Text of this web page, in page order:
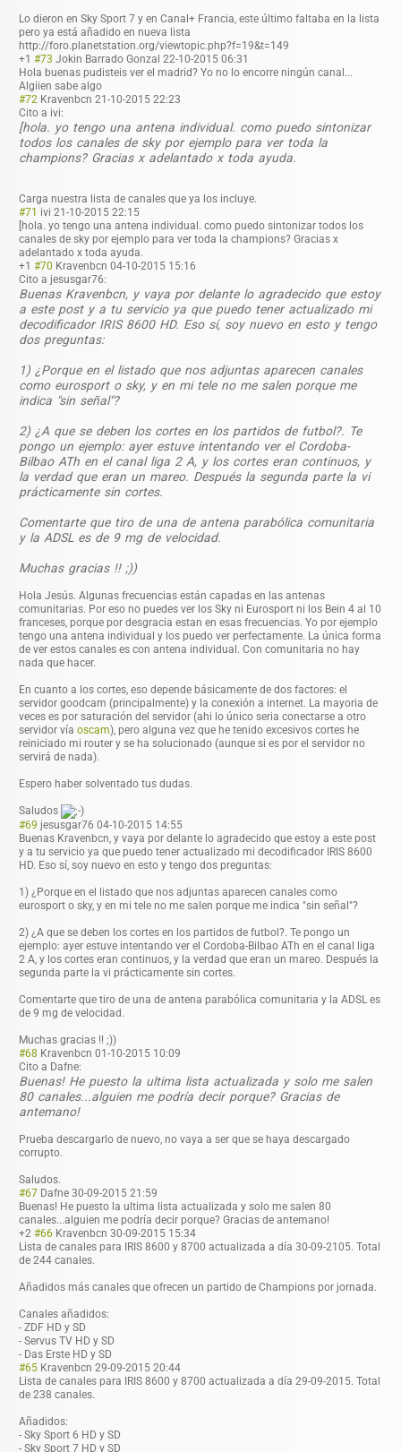
Lo dieron en Sky Sport 7 y en Canal+ Francia, este último faltaba en la lista
pero ya está añadido en nueva lista
http://foro.planetstation.org/viewtopic.php?f=19&t=149
+1 #73 Jokin Barrado Gonzal 22-10-2015 06:31
Hola buenas pudisteis ver el madrid? Yo no lo encorre ningún canal...
Algiien sabe algo
#72 Kravenbcn 21-10-2015 22:23
Cito a ivi:
[hola. yo tengo una antena individual. como puedo sintonizar
todos los canales de sky por ejemplo para ver toda la
champions? Gracias x adelantado x toda ayuda.
Carga nuestra lista de canales que ya los incluye.
#71 ivi 21-10-2015 22:15
[hola. yo tengo una antena individual. como puedo sintonizar todos los
canales de sky por ejemplo para ver toda la champions? Gracias x
adelantado x toda ayuda.
+1 #70 Kravenbcn 04-10-2015 15:16
Cito a jesusgar76:
Buenas Kravenbcn, y vaya por delante lo agradecido que estoy
a este post y a tu servicio ya que puedo tener actualizado mi
decodificador IRIS 8600 HD. Eso sí, soy nuevo en esto y tengo
dos preguntas:
1) ¿Porque en el listado que nos adjuntas aparecen canales
como eurosport o sky, y en mi tele no me salen porque me
indica "sin señal"?
2) ¿A que se deben los cortes en los partidos de futbol?. Te
pongo un ejemplo: ayer estuve intentando ver el Cordoba-
Bilbao ATh en el canal liga 2 A, y los cortes eran continuos, y
la verdad que eran un mareo. Después la segunda parte la vi
prácticamente sin cortes.
Comentarte que tiro de una de antena parabólica comunitaria
y la ADSL es de 9 mg de velocidad.
Muchas gracias !! ;))
Hola Jesús. Algunas frecuencias están capadas en las antenas
comunitarias. Por eso no puedes ver los Sky ni Eurosport ni los Bein 4 al 10
franceses, porque por desgracia estan en esas frecuencias. Yo por ejemplo
tengo una antena individual y los puedo ver perfectamente. La única forma
de ver estos canales es con antena individual. Con comunitaria no hay
nada que hacer.
En cuanto a los cortes, eso depende básicamente de dos factores: el
servidor goodcam (principalmente) y la conexión a internet. La mayoria de
veces es por saturación del servidor (ahi lo único seria conectarse a otro
servidor víaoscam), pero alguna vez que he tenido excesivos cortes he
reiniciado mi router y se ha solucionado (aunque si es por el servidor no
servirá de nada).
Espero haber solventado tus dudas.
Saludos
#69 jesusgar76 04-10-2015 14:55
Buenas Kravenbcn, y vaya por delante lo agradecido que estoy a este post
y a tu servicio ya que puedo tener actualizado mi decodificador IRIS 8600
HD. Eso sí, soy nuevo en esto y tengo dos preguntas:
1) ¿Porque en el listado que nos adjuntas aparecen canales como
eurosport o sky, y en mi tele no me salen porque me indica "sin señal"?
2) ¿A que se deben los cortes en los partidos de futbol?. Te pongo un
ejemplo: ayer estuve intentando ver el Cordoba-Bilbao ATh en el canal liga
2 A, y los cortes eran continuos, y la verdad que eran un mareo. Después la
segunda parte la vi prácticamente sin cortes.
Comentarte que tiro de una de antena parabólica comunitaria y la ADSL es
de 9 mg de velocidad.
Muchas gracias !! ;))
#68 Kravenbcn 01-10-2015 10:09
Cito a Dafne:
Buenas! He puesto la ultima lista actualizada y solo me salen
80 canales...alguien me podría decir porque? Gracias de
antemano!
Prueba descargarlo de nuevo, no vaya a ser que se haya descargado
corrupto.
Saludos.
#67 Dafne 30-09-2015 21:59
Buenas! He puesto la ultima lista actualizada y solo me salen 80
canales...alguien me podría decir porque? Gracias de antemano!
+2 #66 Kravenbcn 30-09-2015 15:34
Lista de canales para IRIS 8600 y 8700 actualizada a día 30-09-2105. Total
de 244 canales.
Añadidos más canales que ofrecen un partido de Champions por jornada.
Canales añadidos:
- ZDF HD y SD
- Servus TV HD y SD
- Das Erste HD y SD
#65 Kravenbcn 29-09-2015 20:44
Lista de canales para IRIS 8600 y 8700 actualizada a día 29-09-2015. Total
de 238 canales.
Añadidos:
- Sky Sport 6 HD y SD
- Sky Sport 7 HD y SD